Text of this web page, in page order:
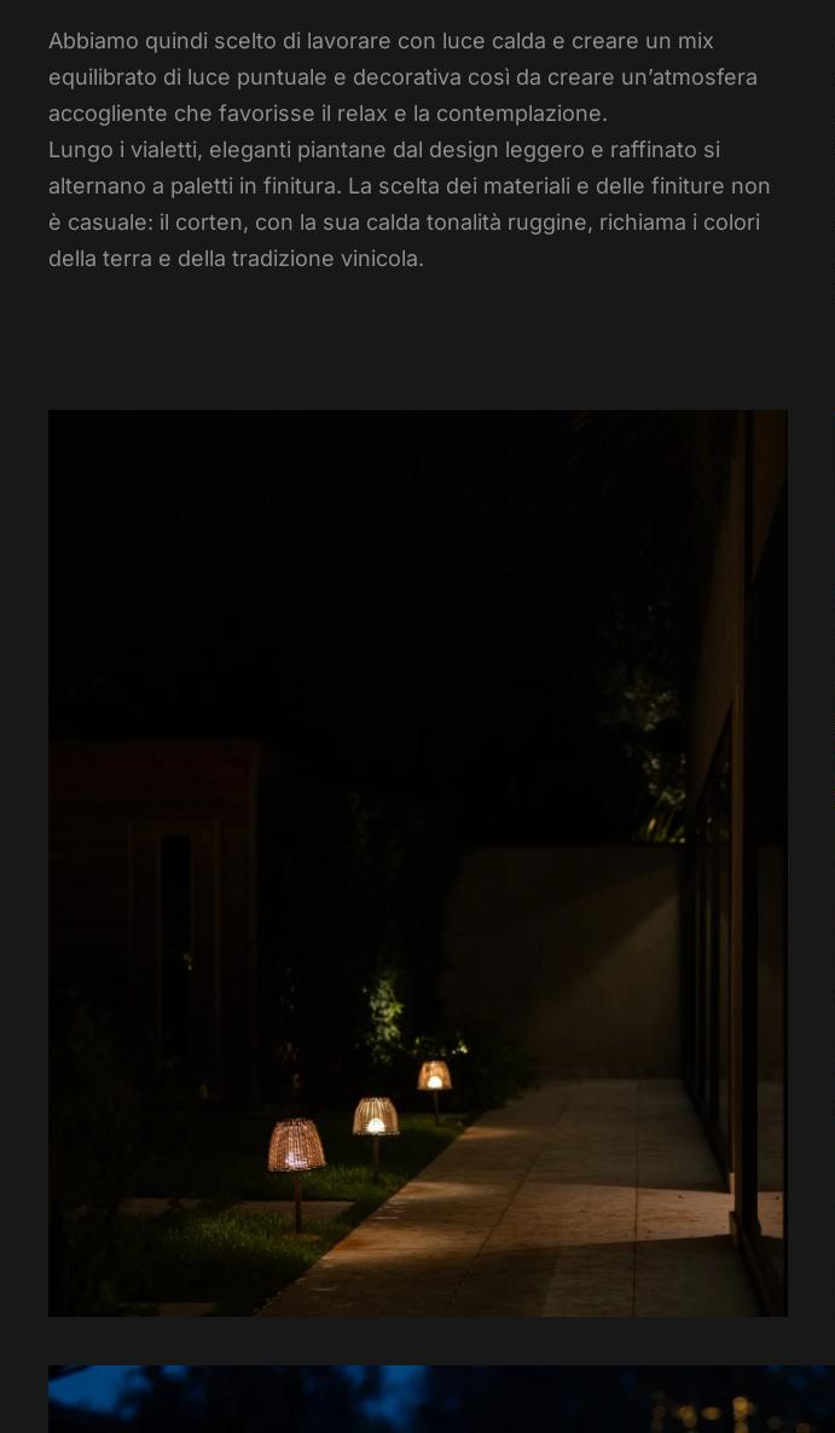
Abbiamo quindi scelto di lavorare con luce calda e creare un mix
equilibrato di luce puntuale e decorativa così da creare un’atmosfera
accogliente che favorisse il relax e la contemplazione.
Lungo i vialetti, eleganti piantane dal design leggero e raffinato si
alternano a paletti in finitura. La scelta dei materiali e delle finiture non
è casuale: il corten, con la sua calda tonalità ruggine, richiama i colori
della terra e della tradizione vinicola.